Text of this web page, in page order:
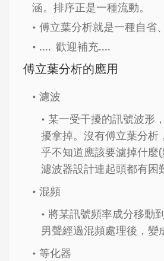
涵。排序正是一種流動。
傅立葉分析就是一種自省
.... 歡迎補充....
傅立葉分析的應用
濾波
某一受干擾的訊號波形
擾拿掉。沒有傅立葉分析
乎不知道應該要濾掉什麼
濾波器設計連起頭都有困
混頻
將某訊號頻率成分移動
男聲經過混頻處理後，變
等化器